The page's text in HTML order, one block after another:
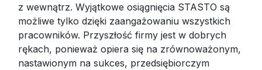
z wewnątrz. Wyjątkowe osiągnięcia STASTO są
możliwe tylko dzięki zaangażowaniu wszystkich
pracowników. Przyszłość firmy jest w dobrych
rękach, ponieważ opiera się na zrównoważonym,
nastawionym na sukces, przedsiębiorczym